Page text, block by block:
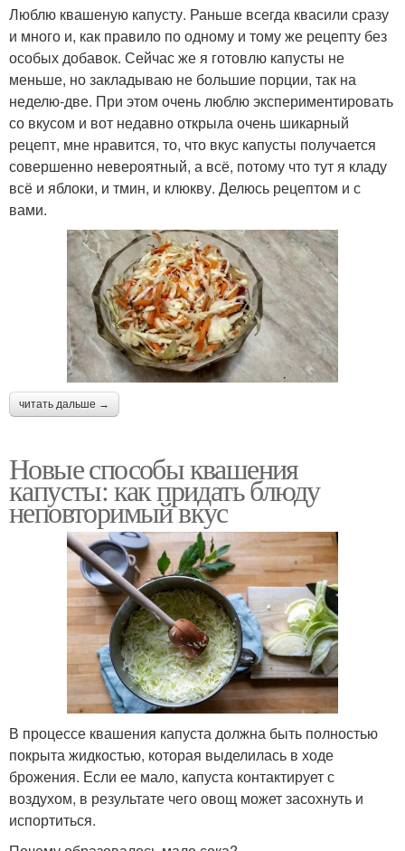
Люблю квашеную капусту. Раньше всегда квасили сразу
и много и, как правило по одному и тому же рецепту без
особых добавок. Сейчас же я готовлю капусты не
меньше, но закладываю не большие порции, так на
неделю-две. При этом очень люблю экспериментировать
со вкусом и вот недавно открыла очень шикарный
рецепт, мне нравится, то, что вкус капусты получается
совершенно невероятный, а всё, потому что тут я кладу
всё и яблоки, и тмин, и клюкву. Делюсь рецептом и с
вами.
читать дальше →
Новые способы квашения
капусты: как придать блюду
неповторимый вкус
В процессе квашения капуста должна быть полностью
покрыта жидкостью, которая выделилась в ходе
брожения. Если ее мало, капуста контактирует с
воздухом, в результате чего овощ может засохнуть и
испортиться.